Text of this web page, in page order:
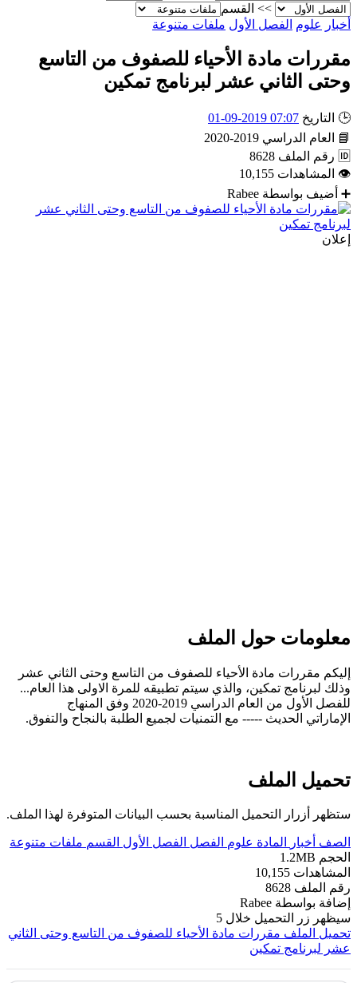
>>
القسم
أخبار
علوم الفصل الأول ملفات متنوعة
مقررات مادة الأحياء للصفوف من التاسع
وحتى الثاني عشر لبرنامج تمكين
🕒 التاريخ 07:07 2019-09-01
📘
العام الدراسي 2019-2020
🆔 رقم الملف 8628
👁
المشاهدات 10,155
➕
أضيف بواسطة Rabee
إعلان
معلومات حول الملف
إليكم مقررات مادة الأحياء للصفوف من التاسع وحتى الثاني عشر
وذلك لبرنامج تمكين، والذي سيتم تطبيقه للمرة الاولى هذا العام...
للفصل الأول من العام الدراسي 2019-2020 وفق المنهاج
الإماراتي الحديث ----- مع التمنيات لجميع الطلبة بالنجاح والتفوق.
تحميل الملف
ستظهر أزرار التحميل المناسبة بحسب البيانات المتوفرة لهذا الملف.
الصف أخبار المادة علوم الفصل الفصل الأول القسم ملفات متنوعة
الحجم 1.2MB
المشاهدات 10,155
رقم الملف 8628
إضافة بواسطة Rabee
سيظهر زر التحميل خلال 5
تحميل الملف مقررات مادة الأحياء للصفوف من التاسع وحتى الثاني
عشر لبرنامج تمكين